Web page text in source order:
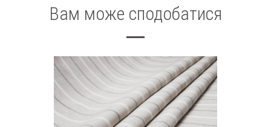
Вам може сподобатися